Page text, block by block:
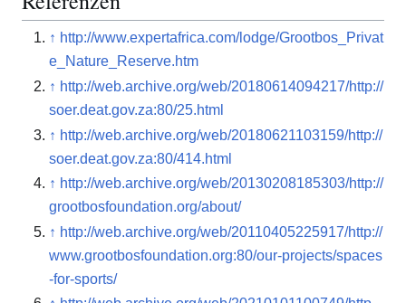
↑ http://www.expertafrica.com/lodge/Grootbos_Privat
e_Nature_Reserve.htm
↑ http://web.archive.org/web/20180614094217/http://
soer.deat.gov.za:80/25.html
↑ http://web.archive.org/web/20180621103159/http://
soer.deat.gov.za:80/414.html
↑ http://web.archive.org/web/20130208185303/http://
grootbosfoundation.org/about/
↑ http://web.archive.org/web/20110405225917/http://
www.grootbosfoundation.org:80/our-projects/spaces
-for-sports/